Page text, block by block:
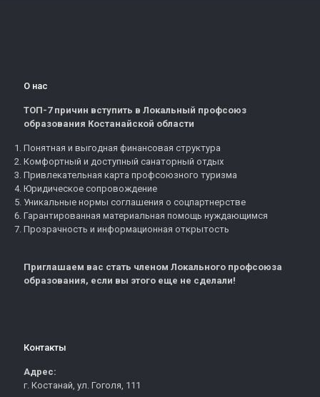
О нас
ТОП-7 причин вступить в Локальный профсоюз
образования Костанайской области
Понятная и выгодная финансовая структура
Комфортный и доступный санаторный отдых
Привлекательная карта профсоюзного туризма
Юридическое сопровождение
Уникальные нормы соглашения о соцпартнерстве
Гарантированная материальная помощь нуждающимся
Прозрачность и информационная открытость
Приглашаем вас стать членом Локального профсоюза
образования, если вы этого еще не сделали!
Контакты
Адрес:
г. Костанай, ул. Гоголя, 111